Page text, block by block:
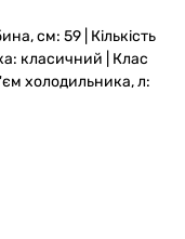
см: 59 | Кількість
класичний | Клас
холодильника, л: